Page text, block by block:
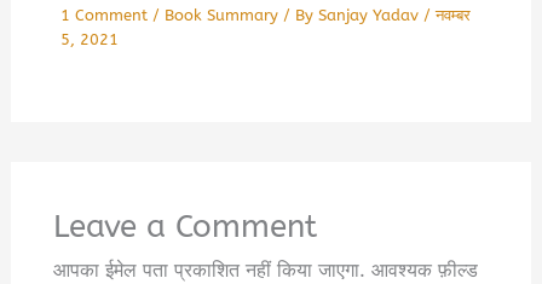
1 Comment / Book Summary/ By Sanjay Yadav /नवम्बर
5, 2021
Leave a Comment
आपका ईमेल पता प्रकाशित नहीं किया जाएगा. आवश्यक फ़ील्ड